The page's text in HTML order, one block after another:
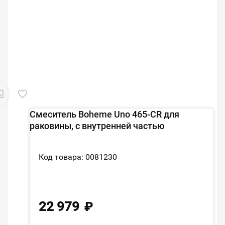
Смеситель Boheme Uno 465-CR для
раковины, с внутренней частью
Код товара: 0081230
22 979 ₽